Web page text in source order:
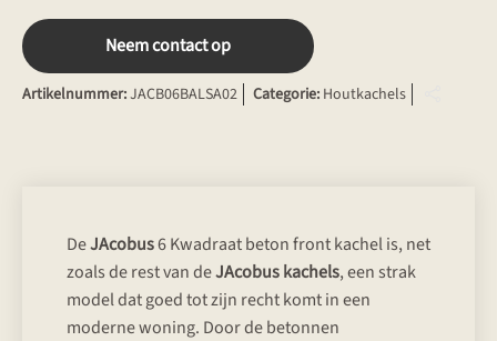
Neem contact op
Artikelnummer:JACB06BALSA02 Categorie: Houtkachels
DeJAcobus6 Kwadraat beton front kachel is, net
zoals de rest van deJAcobus kachels, een strak
model dat goed tot zijn recht komt in een
moderne woning. Door de betonnen